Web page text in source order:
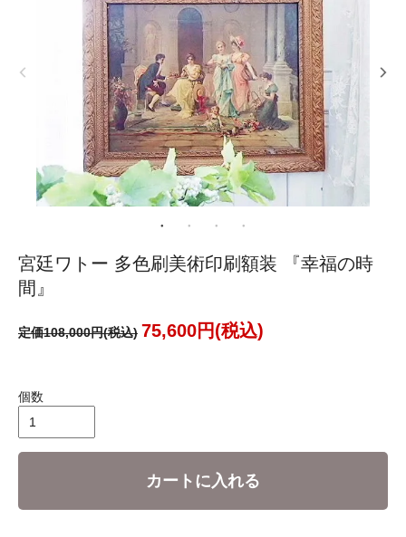
宮廷ワトー 多色刷美術印刷額装 『幸福の時
間』
定価108,000円(税込) 75,600円(税込)
個数
カートに入れる